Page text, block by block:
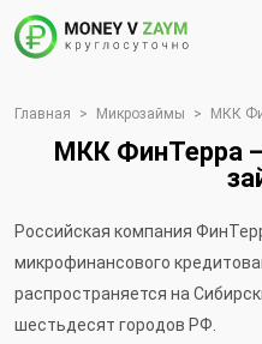
Главная > Микрозаймы > МКК
МКК ФинТерра
Российская компания
микрофинансового
распространяется на
шестьдесят городов РФ.